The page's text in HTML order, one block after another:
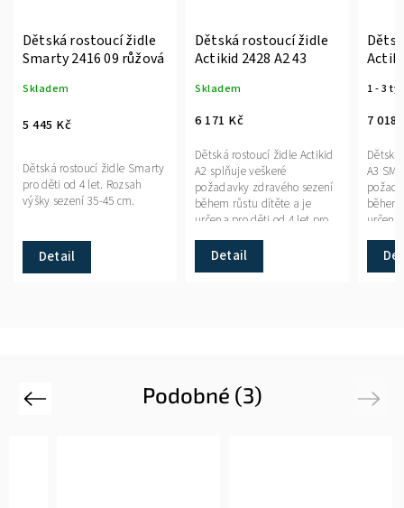
Dětská rostoucí židle
Smarty 2416 09 růžová
Skladem
5 445 Kč
Detail
Dětská rostoucí židle Smarty
pro děti od 4 let. Rozsah
výšky sezení 35-45 cm.
Dětská rostoucí židle
Actikid 2428 A2 43
Skladem
6 171 Kč
Detail
Dětská rostoucí židle Actikid
A2 splňuje veškeré
požadavky zdravého sezení
během růstu dítěte a je
určena pro děti od 4 let pro
výšku dítěte od 110 do 180
cm při maximálním...
1 - 3
7 018
A3
výšku
cm
Podobné (3)
Previous Next